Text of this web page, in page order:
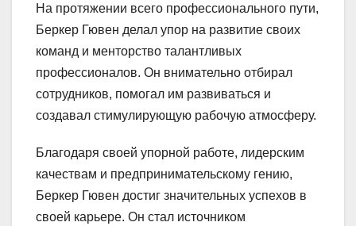
На протяжении всего профессионального пути,
Беркер Гювен делал упор на развитие своих
команд и менторство талантливых
профессионалов. Он внимательно отбирал
сотрудников, помогал им развиваться и
создавал стимулирующую рабочую атмосферу.
Благодаря своей упорной работе, лидерским
качествам и предпринимательскому гению,
Беркер Гювен достиг значительных успехов в
своей карьере. Он стал источником